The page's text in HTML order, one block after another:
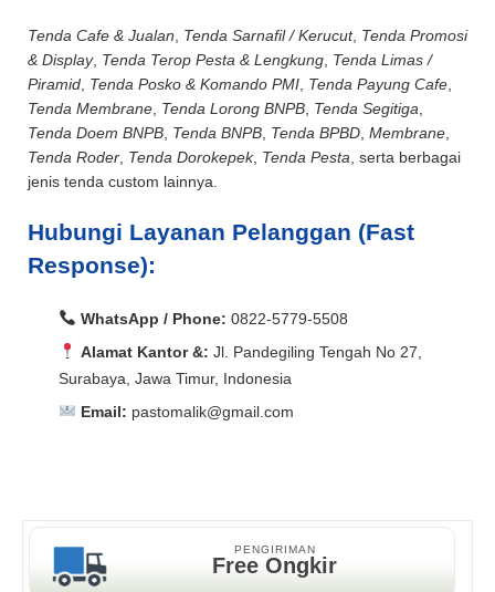
Tenda Cafe & Jualan Tenda Sarnafil / Kerucut, Tenda Promosi
& Display, Tenda Terop Pesta & Lengkung Tenda Limas /
Piramid Tenda Posko & Komando PMI Tenda Payung Cafe
Tenda Membrane Tenda Lorong BNPB Tenda Segitiga
Tenda Doem BNPB Tenda BNPB Tenda BPBD Membrane
Tenda Roder Tenda Dorokepek, Tenda Pesta , serta berbagai
jenis tenda custom lainnya.
Hubungi Layanan Pelanggan (Fast
Response):
WhatsApp / Phone: 0822-5779-5508
Alamat Kantor &: Jl. Pandegiling Tengah No 27,
Surabaya, Jawa Timur, Indonesia
Email: pastomalik@gmail.com
Balikpapan, Banda Aceh, Bandar Lampung, Bandung,
Bandung Barat, Banggai, Banggai Kepulauan, Bangka,
Alor, Ambon, Asahan, Asmat, Badung, Balangan,
Balikpapan, Banda Aceh, Bandar Lampung, Bandung,
PENGIRIMAN
Free Ongkir